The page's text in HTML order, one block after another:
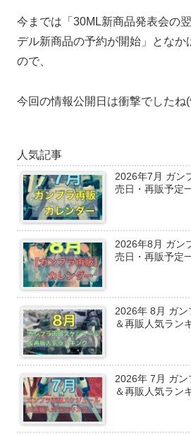
今までは「30ML新商品発表会の
デル新商品の予約が開始」となか
ので、
今回の情報公開日は衝撃でしたね
人気記事
2026年7月 ガン
売日・再販予定
2026年8月 ガン
売日・再販予定
2026年 8月 ガ
＆再販人気ラン
2026年 7月 ガ
＆再販人気ラン